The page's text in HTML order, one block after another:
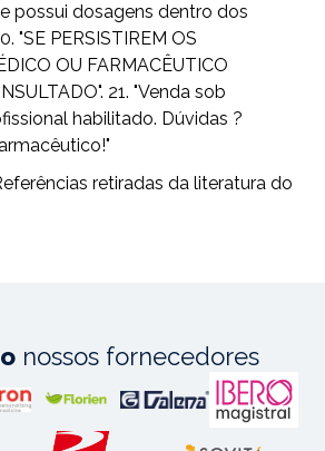
possui dosagens dentro dos
"SE PERSISTIREM OS
OU FARMACÊUTICO
21. "Venda sob
habilitado. Dúvidas ?
retiradas da literatura do
nossos fornecedores